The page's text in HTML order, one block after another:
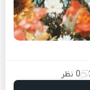
0 نظر